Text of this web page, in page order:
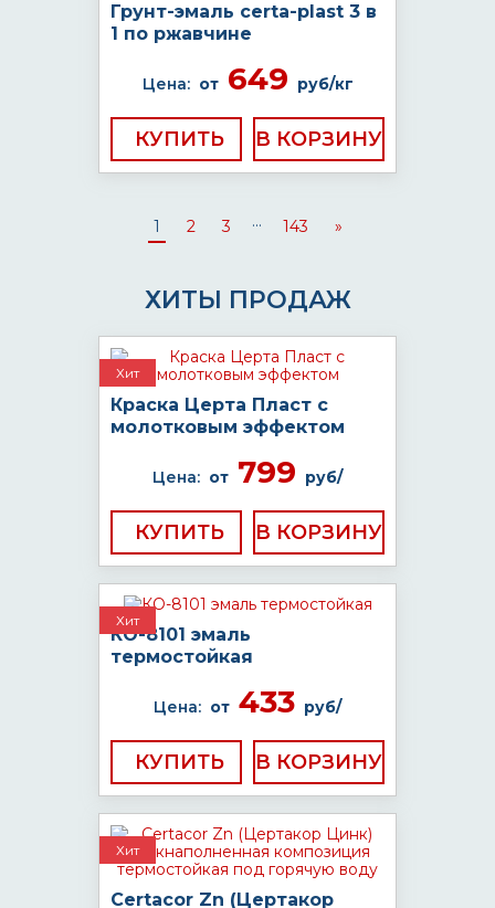
Грунт-эмаль certa-plast 3 в
1 по ржавчине
Цена: от649 руб/кг
КУПИТЬ
1 2 3 ... 143 »
ХИТЫ ПРОДАЖ
Хит
Краска Церта Пласт с
молотковым эффектом
Цена: от 799 руб/
КУПИТЬ
Хит
КО-8101 эмаль
термостойкая
Цена: от 433 руб/
КУПИТЬ
Хит
Certacor Zn (Цертакор